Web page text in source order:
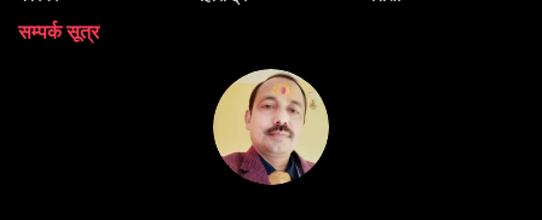
सम्पर्क सूत्र